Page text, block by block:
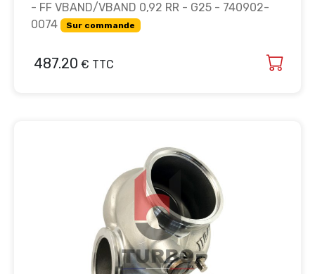
- FF VBAND/VBAND 0,92 RR - G25 - 740902-
0074
Sur commande
487.20 € TTC